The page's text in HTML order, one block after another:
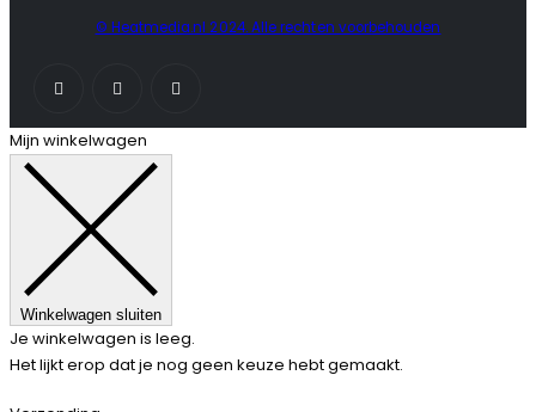
© Heatmedia.nl 2024. Alle rechten voorbehouden
Mijn winkelwagen
Winkelwagen sluiten
Je winkelwagen is leeg.
Het lijkt erop dat je nog geen keuze hebt gemaakt.